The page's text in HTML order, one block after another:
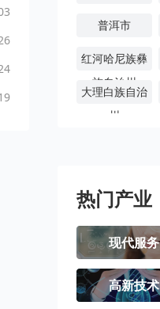
普洱市
红河哈尼族彝
族自治州
大理白族自治
州
热门产业
现代服务
高新技术